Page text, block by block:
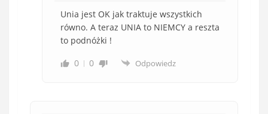
Unia jest OK jak traktuje wszystkich
równo. A teraz UNIA to NIEMCY a reszta
to podnóżki !
0
0 Odpowiedz